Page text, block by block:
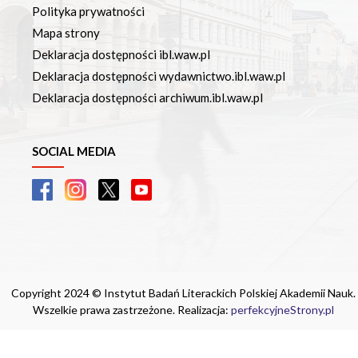
Polityka prywatności
Mapa strony
Deklaracja dostępności ibl.waw.pl
Deklaracja dostępności wydawnictwo.ibl.waw.pl
Deklaracja dostępności archiwum.ibl.waw.pl
SOCIAL MEDIA
Copyright 2024 © Instytut Badań Literackich Polskiej Akademii Nauk.
Wszelkie prawa zastrzeżone. Realizacja: perfekcyjneStrony.pl